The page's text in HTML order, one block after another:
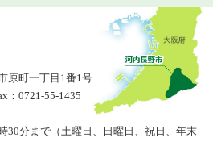
原町一丁目1番1号
：0721-55-1435
30分まで（土曜日、日曜日、祝日、年末